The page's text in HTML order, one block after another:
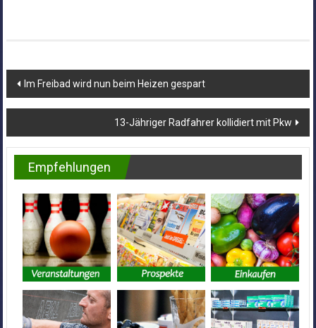
Beitragsnavigation
Im Freibad wird nun beim Heizen gespart
13-Jähriger Radfahrer kollidiert mit Pkw
Empfehlungen